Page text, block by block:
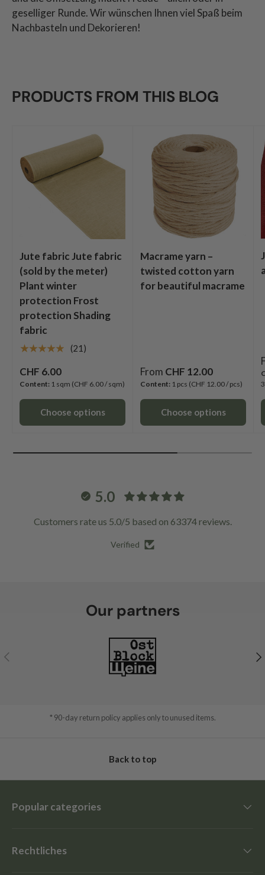
geselliger Runde. Wir wünschen Ihnen viel Spaß beim
Nachbasteln und Dekorieren!
PRODUCTS FROM THIS BLOG
Jute fabric Jute fabric
(sold by the meter)
Plant winter
protection Frost
protection Shading
fabric
★★★★★
(21)
CHF 6.00
Content: 1 sqm (CHF 6.00 / sqm)
Choose options
Macrame yarn –
twisted cotton yarn
for beautiful macrame
From CHF 12.00
Content: 1 pcs (CHF 12.00 / pcs)
Choose options
5.0
Customers rate us 5.0/5 based on 63374 reviews.
Verified
Our partners
Previous
* 90-day return policy applies only to unused items.
Back to top
Popular categories
Rechtliches